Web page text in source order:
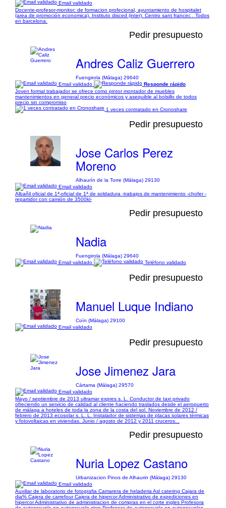
Email validado
Docente-profesor-monitor: de formacion profecional, ayuntamiento de hospitalet
(area de promoción economica). Instituto disced (inter). Centro sant francec . Todos
en barcelona.
Pedir presupuesto
Andres Caliz Guerrero
Fuengirola (Málaga) 29640
Email validado
Responde rápido
Joven formal trabajador se ofrece como pintor montador de muebles
mantenimientos en general precio económicos y asequible al bolsillo de todos
precio sin compromiso
1 veces contratado en Cronoshare
Pedir presupuesto
Jose Carlos Perez
Moreno
Alhaurín de la Torre (Málaga) 29130
Email validado
Albañil oficial de 1ª-oficial de 1ª de soldadura -trabajos de mantenimiento -chofer -
repartidor con camión de 3500kl-
Pedir presupuesto
Nadia
Fuengirola (Málaga) 29640
Email validado
Teléfono validado
Pedir presupuesto
Manuel Luque Indiano
Coín (Málaga) 29100
Email validado
Pedir presupuesto
Jose Jimenez Jara
Cártama (Málaga) 29570
Email validado
Mayo / septiembre de 2013 ultramar expres s. L. Conductor de taxi privado
ofreciendo un servicio de calidad al cliente haciendo traslados desde el aeropuerto
de málaga a hoteles de toda la zona de la costa del sol. Noviembre de 2012 /
febrero de 2013 ecosolar s. L. L. Instalador de sistemas de placas solares térmicas
y fotovoltaicas en viviendas. Junio / agosto de 2012 y 2011 cruceros...
Pedir presupuesto
Nuria Lopez Castano
Urbanizacion Pinos de Alhaurin (Málaga) 29130
Email validado
Auxiliar de laboratorio de fotografia Camarera de heladeria Asl catering Cajara de
dia% Cajera de carrefour Cajera de hipercor Administrativo de expediciones en
hipercor Administrativo de administracion de compras en el corte ingles Profesora